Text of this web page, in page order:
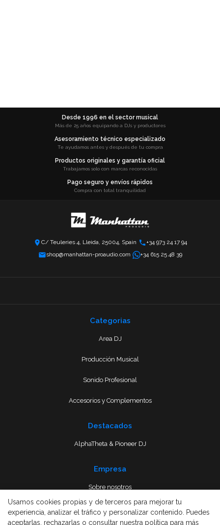
Desde 1996 en el sector musical
Más de 25 años equipando a DJs y productores
Asesoramiento técnico especializado
Te ayudamos antes y después de tu compra
Productos originales y garantía oficial
Trabajamos solo con marcas reconocidas
Pago seguro y envíos rápidos
Compra con total tranquilidad
C/ Teuleries 4, Lleida, 25004, Spain
+34 973 24 17 94
shop@manhattan-proaudio.com
+34 615 25 48 39
Categorias
Area DJ
Producción Musical
Sonido Profesional
Accesorios y Complementos
Destacados
AlphaTheta & Pioneer DJ
Empresa
Sobre nosotros
Usamos cookies propias y de terceros para mejorar tu
experiencia, analizar el tráfico y personalizar contenido. Puedes
aceptarlas, rechazarlas o consultar nuestra política para más